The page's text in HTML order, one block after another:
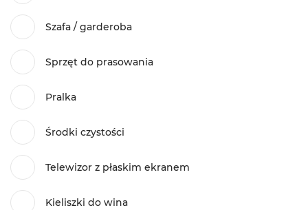
Szafa / garderoba
Sprzęt do prasowania
Pralka
Środki czystości
Telewizor z płaskim ekranem
Kieliszki do wina